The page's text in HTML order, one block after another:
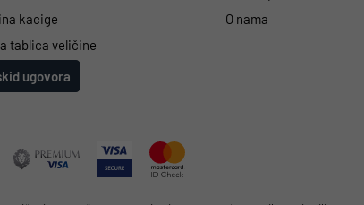
kacige
tablica veličine
ugovora
O nama